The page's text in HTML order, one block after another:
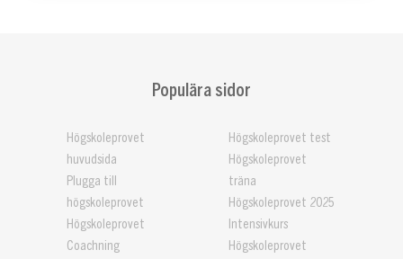
Populära sidor
Högskoleprovet
huvudsida
Plugga till
högskoleprovet
Högskoleprovet
Coachning
Högskoleprovet test
Högskoleprovet
träna
Högskoleprovet 2025
Intensivkurs
Högskoleprovet